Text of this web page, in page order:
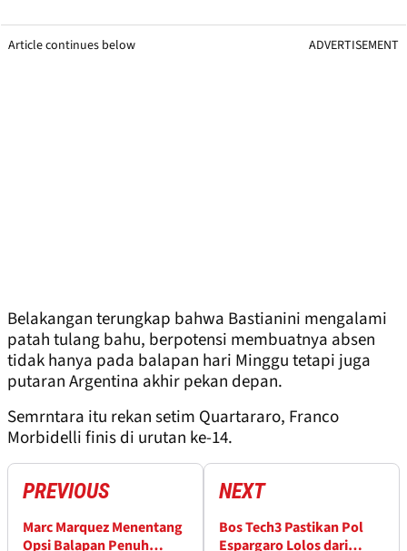
Article continues below ADVERTISEMENT
Belakangan terungkap bahwa Bastianini mengalami
patah tulang bahu, berpotensi membuatnya absen
tidak hanya pada balapan hari Minggu tetapi juga
putaran Argentina akhir pekan depan.
Semrntara itu rekan setim Quartararo, Franco
Morbidelli finis di urutan ke-14.
PREVIOUS
Marc Marquez Menentang
Opsi Balapan Penuh
NEXT
Bos Tech3 Pastikan Pol
Espargaro Lolos dari